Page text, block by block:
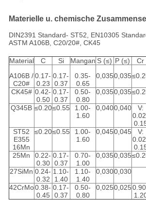
Materielle u. chemische
DIN2391 Standard- ST52, EN10305
ASTM A106B, C20/20#, CK45
Material C Si Mangan S (≤) P (≤) Cr
A106B /
C20#
0.17-
0.23
0.17-
0.37
0.35-
0.65
0,0350,035
CK45# 0.42-
0.50
0.17-
0.37
0.50-
0.80
0,0350,035
Q345B ≤0.20≤0.55
1.00-
1.60
0,0400,040
V:
ST52
E355
16Mn
≤0.20≤0.55
1.00-
1.60
0,0450,045
V:
25Mn
0.22-
0.30
0.17-
0.37
0.70-
1.00
0,0350,035
27SiMn 0.24-
0.32
1.10-
1.40
1.10-
1.40
0,0300,030
42CrMo0.38-
0.45
0.17-
0.37
0.50-
0.80
0,0250,025